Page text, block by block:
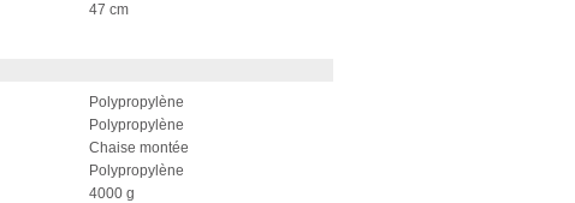
47 cm
Polypropylène
Polypropylène
Chaise montée
Polypropylène
4000 g